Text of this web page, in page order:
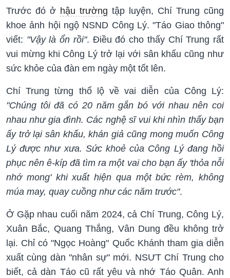
Trước đó ở hậu trường tập luyện, Chí Trung cũng
khoe ảnh hội ngộ NSND Công Lý. "Táo Giao thông"
viết: "Vậy là ổn rồi". Điều đó cho thấy Chí Trung rất
vui mừng khi Công Lý trở lại với sân khấu cũng như
sức khỏe của đàn em ngày một tốt lên.
Chí Trung từng thổ lộ về vai diễn của Công Lý:
"Chúng tôi đã có 20 năm gắn bó với nhau nên coi
nhau như gia đình. Các nghệ sĩ vui khi nhìn thấy bạn
ấy trở lại sân khấu, khán giả cũng mong muốn Công
Lý được như xưa. Sức khoẻ của Công Lý đang hồi
phục nên ê-kíp đã tìm ra một vai cho bạn ấy 'thỏa nỗi
nhớ mong' khi xuất hiện qua một bức rèm, không
múa may, quay cuồng như các năm trước".
Ở Gặp nhau cuối năm 2024, cả Chí Trung, Công Lý,
Xuân Bắc, Quang Thắng, Vân Dung đều không trở
lại. Chỉ có "Ngọc Hoàng" Quốc Khánh tham gia diễn
xuất cùng dàn "nhân sự" mới. NSƯT Chí Trung cho
biết, cả dàn Táo cũ rất yêu và nhớ Táo Quân. Anh